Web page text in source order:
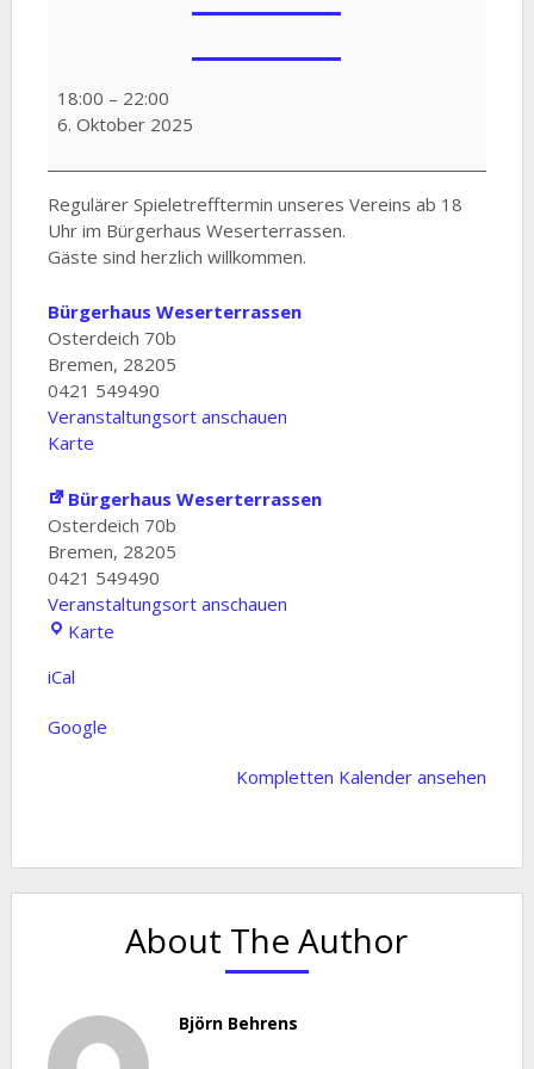
Regulärer
18:00 – 22:00
6. Oktober 2025
Regulärer Spieletrefftermin unseres Vereins ab 18
Uhr im Bürgerhaus Weserterrassen.
Gäste sind herzlich willkommen.
Bürgerhaus Weserterrassen
Osterdeich 70b
Bremen, 28205
0421 549490
Veranstaltungsort anschauen
Karte
Bürgerhaus Weserterrassen
Osterdeich 70b
Bremen, 28205
0421 549490
Veranstaltungsort anschauen
KarteBürgerhaus
iCal
Google
Kompletten Kalender ansehen
About The Author
Björn Behrens